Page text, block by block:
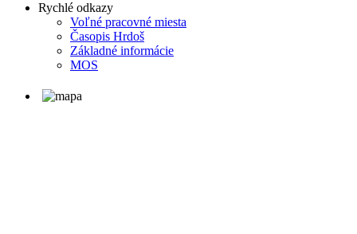
Rychlé odkazy
Voľné pracovné miesta
Časopis Hrdoš
Základné informácie
MOS